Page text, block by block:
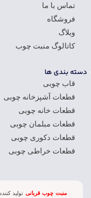
تماس با ما
فروشگاه
وبلاگ
کاتالوگ منبت چوب
دسته بندی ها
قاب چوبی
قطعات آشپزخانه چوبی
قطعات خانه چوبی
قطعات مبلمان چوبی
قطعات دکوری چوبی
قطعات خراطی چوبی
منبت چوب قربانی تولید